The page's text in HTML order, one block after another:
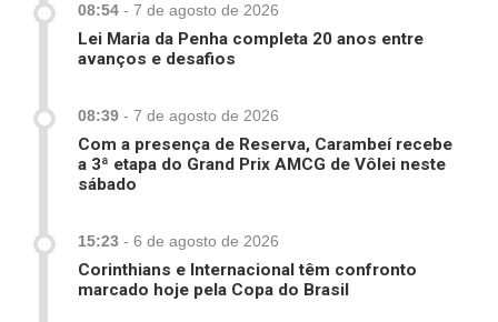
08:54 - 7 de agosto de 2026
Lei Maria da Penha completa 20 anos entre
avanços e desafios
08:39 - 7 de agosto de 2026
Com a presença de Reserva, Carambeí recebe
a 3ª etapa do Grand Prix AMCG de Vôlei neste
sábado
15:23 - 6 de agosto de 2026
Corinthians e Internacional têm confronto
marcado hoje pela Copa do Brasil